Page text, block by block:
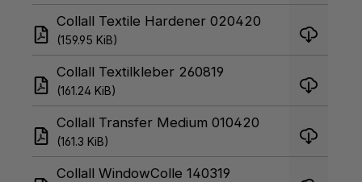
Collall Textile Hardener 020420
(159.95 KiB)
Collall Textilkleber 260819
(161.24 KiB)
Collall Transfer Medium 010420
(161.3 KiB)
Collall WindowColle 140319